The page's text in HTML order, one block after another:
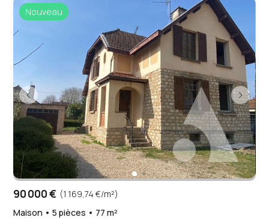
Nouveau
90 000 € (1 169,74 €/m²)
Maison • 5 pièces • 77 m²